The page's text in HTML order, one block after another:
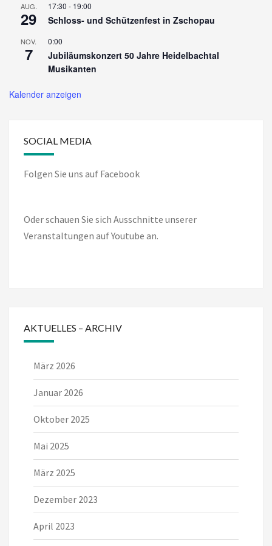
AUG.
29
17:30 - 19:00
Schloss- und Schützenfest in Zschopau
NOV.
7
0:00
Jubiläumskonzert 50 Jahre Heidelbachtal
Musikanten
Kalender anzeigen
SOCIAL MEDIA
Folgen Sie uns auf Facebook
Oder schauen Sie sich Ausschnitte unserer
Veranstaltungen auf Youtube an.
AKTUELLES – ARCHIV
März 2026
Januar 2026
Oktober 2025
Mai 2025
März 2025
Dezember 2023
April 2023